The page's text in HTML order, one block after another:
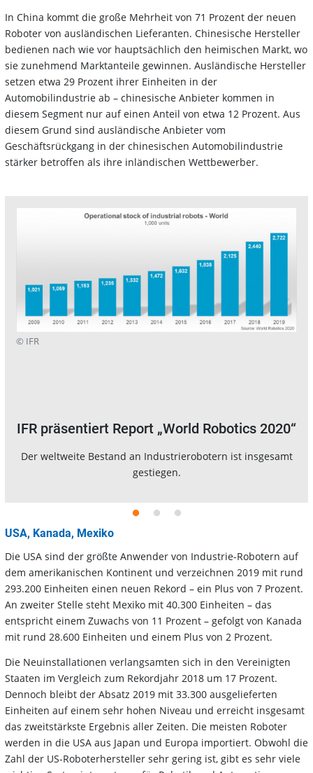
In China kommt die große Mehrheit von 71 Prozent der neuen
Roboter von ausländischen Lieferanten. Chinesische Hersteller
bedienen nach wie vor hauptsächlich den heimischen Markt, wo
sie zunehmend Marktanteile gewinnen. Ausländische Hersteller
setzen etwa 29 Prozent ihrer Einheiten in der
Automobilindustrie ab – chinesische Anbieter kommen in
diesem Segment nur auf einen Anteil von etwa 12 Prozent. Aus
diesem Grund sind ausländische Anbieter vom
Geschäftsrückgang in der chinesischen Automobilindustrie
stärker betroffen als ihre inländischen Wettbewerber.
© IFR
IFR präsentiert Report „World Robotics 2020“
Der weltweite Bestand an Industrierobotern ist insgesamt
gestiegen.
USA, Kanada, Mexiko
Die USA sind der größte Anwender von Industrie-Robotern auf
dem amerikanischen Kontinent und verzeichnen 2019 mit rund
293.200 Einheiten einen neuen Rekord – ein Plus von 7 Prozent.
An zweiter Stelle steht Mexiko mit 40.300 Einheiten – das
entspricht einem Zuwachs von 11 Prozent – gefolgt von Kanada
mit rund 28.600 Einheiten und einem Plus von 2 Prozent.
Die Neuinstallationen verlangsamten sich in den Vereinigten
Staaten im Vergleich zum Rekordjahr 2018 um 17 Prozent.
Dennoch bleibt der Absatz 2019 mit 33.300 ausgelieferten
Einheiten auf einem sehr hohen Niveau und erreicht insgesamt
das zweitstärkste Ergebnis aller Zeiten. Die meisten Roboter
werden in die USA aus Japan und Europa importiert. Obwohl die
Zahl der US-Roboterhersteller sehr gering ist, gibt es sehr viele